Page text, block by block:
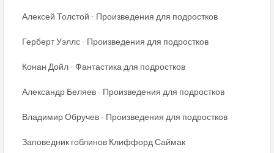
Алексей Толстой - Произведения для подростков
Герберт Уэллс - Произведения для подростков
Конан Дойл - Фантастика для подростков
Александр Беляев - Произведения для подростков
Владимир Обручев - Произведения для подростков
Заповедник гоблинов Клиффорд Саймак